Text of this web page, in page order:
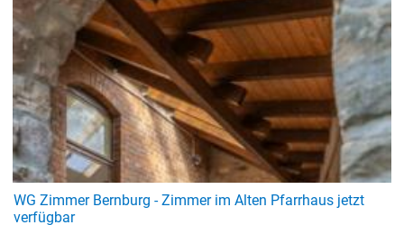
WG Zimmer Bernburg - Zimmer im Alten Pfarrhaus jetzt
verfügbar